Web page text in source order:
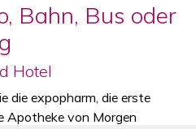
Bahn, Bus oder
Hotel
die expopharm, die erste
Apotheke von Morgen